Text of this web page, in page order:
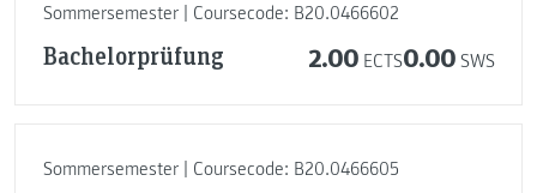
Sommersemester | Coursecode: B20.0466602
Bachelorprüfung 2.00 ECTS0.00 SWS
Sommersemester | Coursecode: B20.0466605